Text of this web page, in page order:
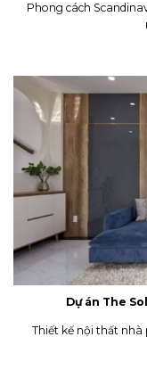
Phong cách
Dự án The
Thiết kế nội thất nhà